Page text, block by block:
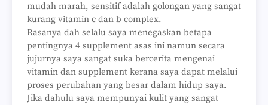
mudah marah, sensitif adalah golongan yang sangat
kurang vitamin c dan b complex.
Rasanya dah selalu saya menegaskan betapa
pentingnya 4 supplement asas ini namun secara
jujurnya saya sangat suka bercerita mengenai
vitamin dan supplement kerana saya dapat melalui
proses perubahan yang besar dalam hidup saya.
Jika dahulu saya mempunyai kulit yang sangat